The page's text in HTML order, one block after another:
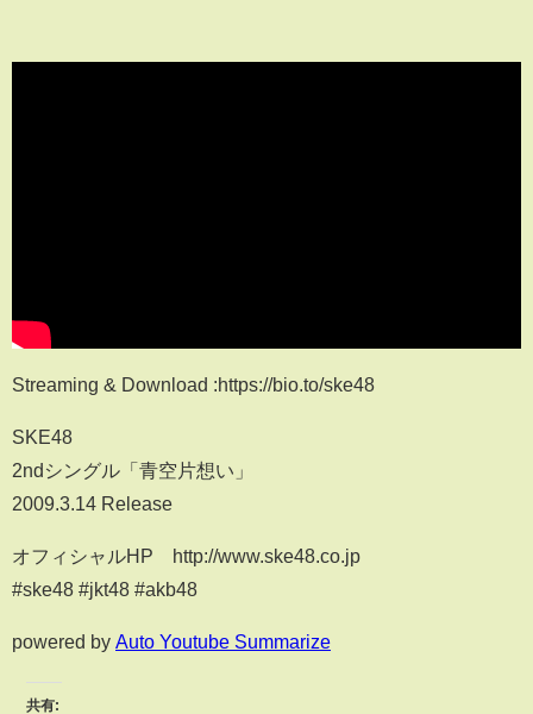
Streaming & Download :https://bio.to/ske48
SKE48
2ndシングル「青空片想い」
2009.3.14 Release
オフィシャルHP http://www.ske48.co.jp
#ske48 #jkt48 #akb48
powered by Auto Youtube Summarize
共有: